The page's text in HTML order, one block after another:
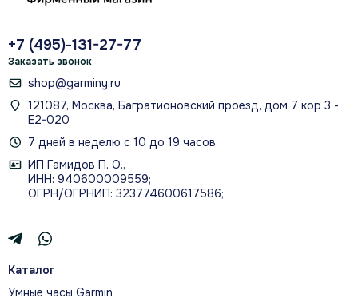
+7 (495)-131-27-77
Заказать звонок
shop@garminy.ru
121087, Москва, Багратионовский проезд, дом 7 кор 3 -
Е2-020
7 дней в неделю с 10 до 19 часов
ИП Гамидов П. О.,
ИНН: 940600009559;
ОГРН/ОГРНИП: 323774600617586;
Каталог
Умные часы Garmin